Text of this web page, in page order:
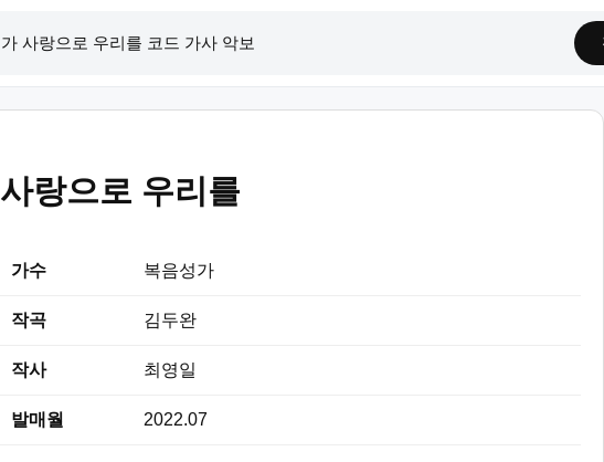
사랑으로 우리를
가수 복음성가
작곡 김두완
작사 최영일
발매월 2022.07